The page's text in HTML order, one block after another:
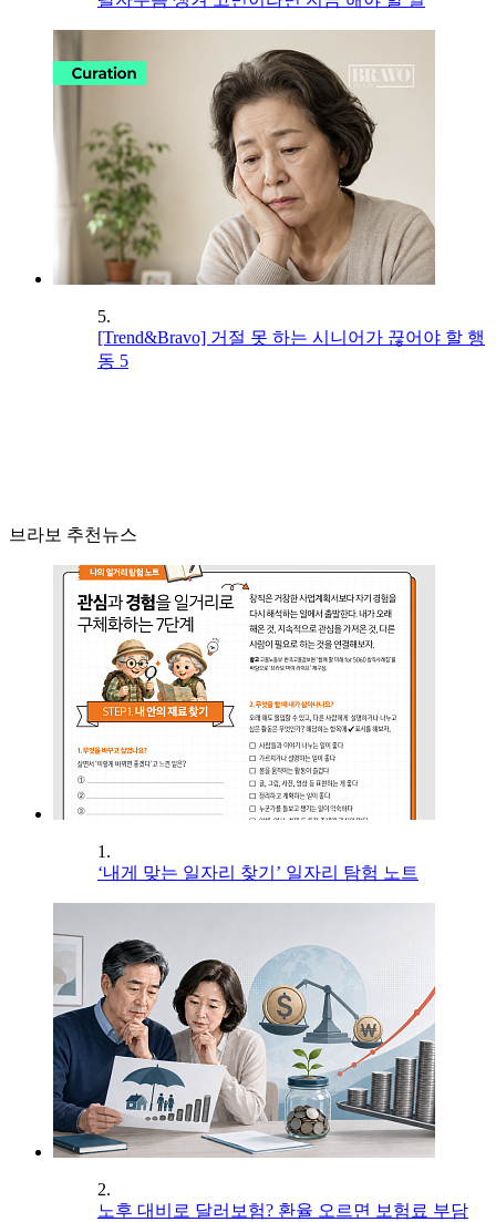
5.
[Trend&Bravo] 거절 못 하는 시니어가 끊어야 할 행
동 5
브라보 추천뉴스
1.
‘내게 맞는 일자리 찾기’ 일자리 탐험 노트
2.
노후 대비로 달러보험? 환율 오르면 보험료 부담